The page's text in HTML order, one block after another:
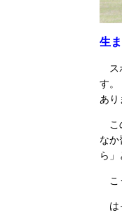
生
ス
す。
あり
こ
なか
ら
こ
は